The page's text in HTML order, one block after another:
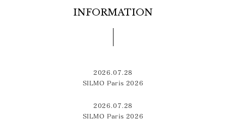
INFORMATION
2026.07.28
SILMO Paris 2026
2026.07.28
SILMO Paris 2026